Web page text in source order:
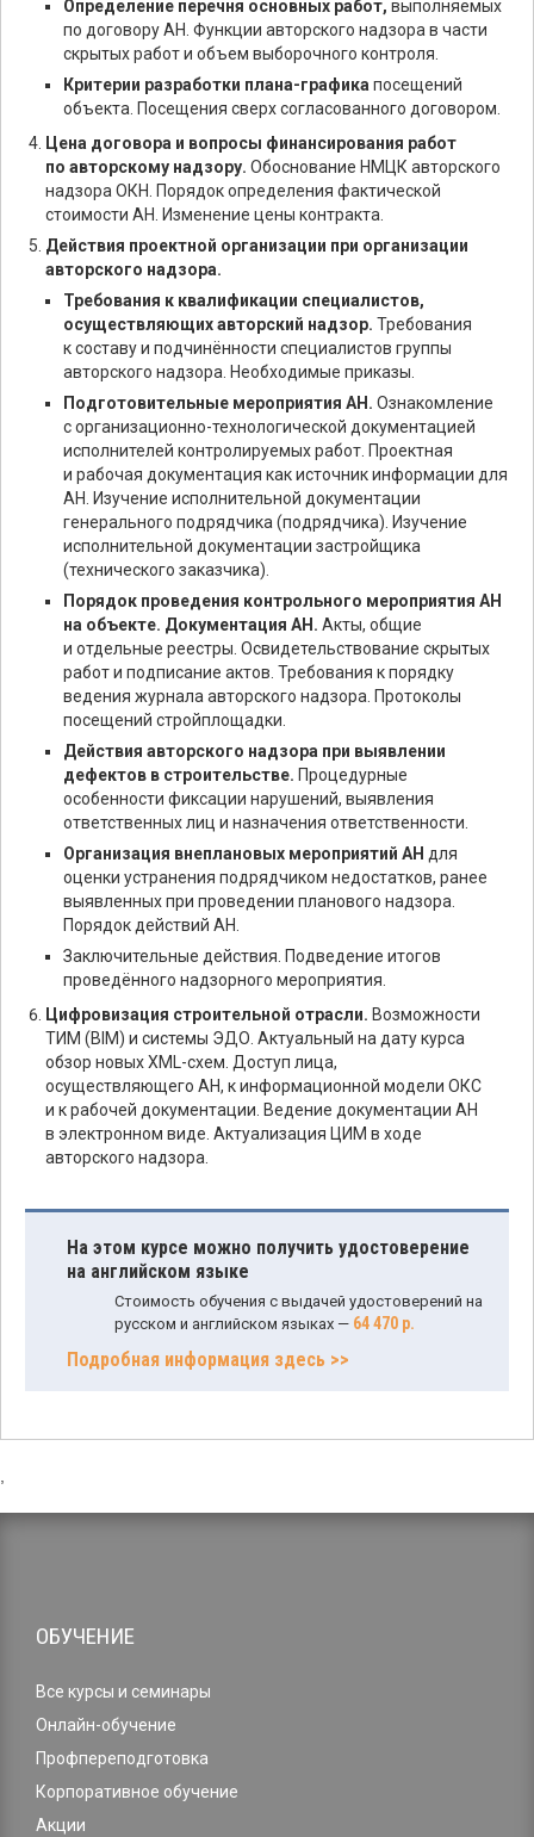
Определение перечня основных работ, выполняемых
по договору АН. Функции авторского надзора в части
скрытых работ и объем выборочного контроля.
Критерии разработки плана-графика посещений
объекта. Посещения сверх согласованного договором.
Цена договора и вопросы финансирования работ
по авторскому надзору. Обоснование НМЦК авторского
надзора ОКН. Порядок определения фактической
стоимости АН. Изменение цены контракта.
Действия проектной организации при организации
авторского надзора.
Требования к квалификации специалистов,
осуществляющих авторский надзор. Требования
к составу и подчинённости специалистов группы
авторского надзора. Необходимые приказы.
Подготовительные мероприятия АН. Ознакомление
с организационно-технологической документацией
исполнителей контролируемых работ. Проектная
и рабочая документация как источник информации для
АН. Изучение исполнительной документации
генерального подрядчика (подрядчика). Изучение
исполнительной документации застройщика
(технического заказчика).
Порядок проведения контрольного мероприятия АН
на объекте. Документация АН. Акты, общие
и отдельные реестры. Освидетельствование скрытых
работ и подписание актов. Требования к порядку
ведения журнала авторского надзора. Протоколы
посещений стройплощадки.
Действия авторского надзора при выявлении
дефектов в строительстве. Процедурные
особенности фиксации нарушений, выявления
ответственных лиц и назначения ответственности.
Организация внеплановых мероприятий АН для
оценки устранения подрядчиком недостатков, ранее
выявленных при проведении планового надзора.
Порядок действий АН.
Заключительные действия. Подведение итогов
проведённого надзорного мероприятия.
Цифровизация строительной отрасли. Возможности
ТИМ (BIM) и системы ЭДО. Актуальный на дату курса
обзор новых XML-схем. Доступ лица,
осуществляющего АН, к информационной модели ОКС
и к рабочей документации. Ведение документации АН
в электронном виде. Актуализация ЦИМ в ходе
авторского надзора.
На этом курсе можно получить удостоверение
на английском языке
Стоимость обучения с выдачей удостоверений на
русском и английском языках — 64 470 р.
Подробная информация здесь >>
ОБУЧЕНИЕ
Все курсы и семинары
Онлайн-обучение
Профпереподготовка
Корпоративное обучение
Акции